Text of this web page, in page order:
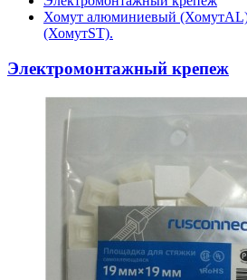
Хомут алюминиевый (ХомутAL)
(ХомутST).
Электромонтажный крепеж